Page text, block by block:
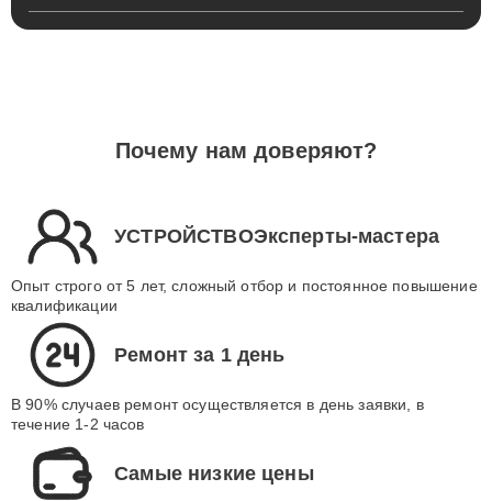
Почему нам доверяют?
УСТРОЙСТВОЭксперты-мастера
Опыт строго от 5 лет, сложный отбор и постоянное повышение
квалификации
Ремонт за 1 день
В 90% случаев ремонт осуществляется в день заявки, в
течение 1-2 часов
Самые низкие цены